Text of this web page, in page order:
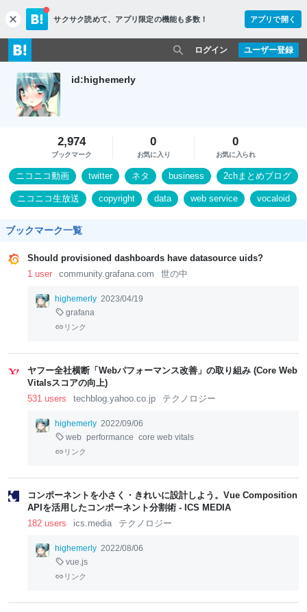
c
l
o
s
e
サクサク読めて、 アプリ限定の機能も多数！ アプリで開く
ユーザー登録
ログイン
id:highemerly
2,974
ブックマーク
0
お気に入り
0
お気に入られ
ニコニコ動画 twitter ネタ business 2chまとめブログ
ニコニコ生放送 copyright data web service vocaloid
ブックマーク一覧
Should provisioned dashboards have datasource uids?
1 user
community.grafana.com 世の中
highemerly 2023/04/19
grafana
リンク
ヤフー全社横断「Webパフォーマンス改善」の取り組み (Core Web
Vitalsスコアの向上)
531 users
techblog.yahoo.co.jp テクノロジー
highemerly 2022/09/06
web performance core web vitals
リンク
コンポーネントを小さく・きれいに設計しよう。Vue Composition
APIを活用したコンポーネント分割術 - ICS MEDIA
182 users
ics.media テクノロジー
highemerly 2022/08/06
vue.js
リンク